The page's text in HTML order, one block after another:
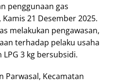
penggunaan gas
21 Desember 2025.
melakukan pengawasan,
terhadap pelaku usaha
3 kg bersubsidi.
Parwasal, Kecamatan